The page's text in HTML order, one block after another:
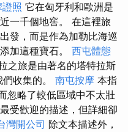
照 它在匈牙利和歐洲是
一千個地窖。 在這裡旅
發，而是作為加勒比海巡
加這種寶石。 西屯體態
之旅是由著名的塔特拉斯
收集的。 南屯按摩 本指
忽略了較低區域中不太壯
受歡迎的描述，但詳細卻
灣開公司 除文本描述外，